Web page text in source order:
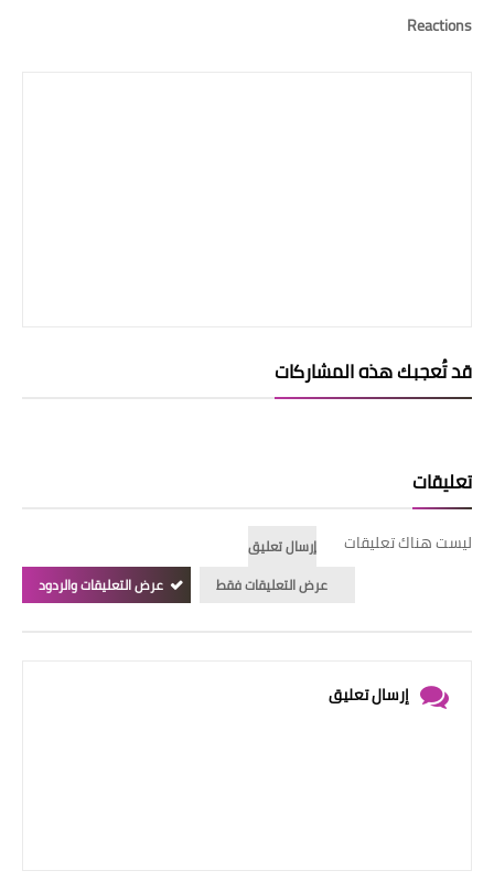
Reactions
قد تُعجبك هذه المشاركات
تعليقات
ليست هناك تعليقات
إرسال تعليق
عرض التعليقات فقط
عرض التعليقات والردود
إرسال تعليق